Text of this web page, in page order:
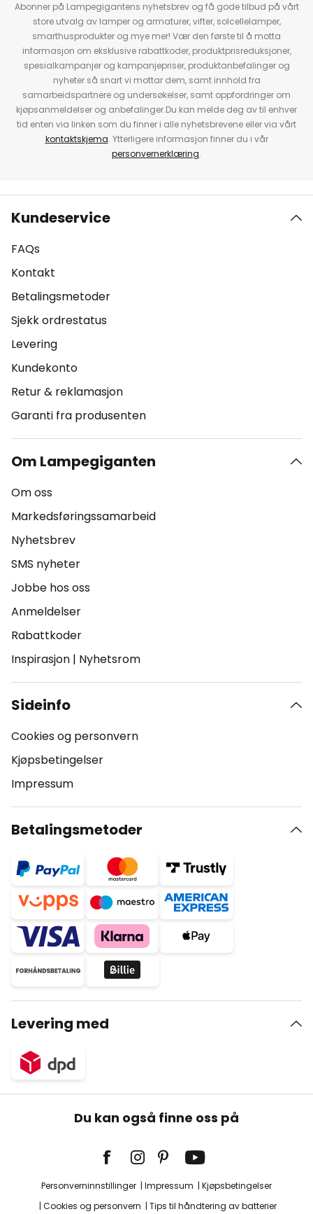
Abonner på Lampegigantens nyhetsbrev og få gode tilbud på vårt
store utvalg av lamper og armaturer, vifter, solcellelamper,
smarthusprodukter og mye mer! Vær den første til å motta
informasjon om eksklusive rabattkoder, produktprisreduksjoner,
spesialkampanjer og kampanjepriser, produktanbefalinger og
nyheter så snart vi mottar dem, samt innhold fra
samarbeidspartnere og undersøkelser, samt oppfordringer om
kjøpsanmeldelser og anbefalinger.Du kan melde deg av til enhver
tid enten via linken som du finner i alle nyhetsbrevene eller via vårt
kontaktskjema. Ytterligere informasjon finner du i vår
personvernerklæring.
Kundeservice
FAQs
Kontakt
Betalingsmetoder
Sjekk ordrestatus
Levering
Kundekonto
Retur & reklamasjon
Garanti fra produsenten
Om Lampegiganten
Om oss
Markedsføringssamarbeid
Nyhetsbrev
SMS nyheter
Jobbe hos oss
Anmeldelser
Rabattkoder
Inspirasjon | Nyhetsrom
Sideinfo
Cookies og personvern
Kjøpsbetingelser
Impressum
Betalingsmetoder
Levering med
Du kan også finne oss på
Personverninnstillinger Impressum
Kjøpsbetingelser
Cookies og personvern
Tips til håndtering av batterier